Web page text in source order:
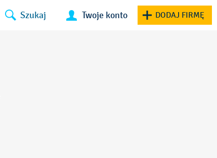
Szukaj Twoje konto DODAJ FIRMĘ